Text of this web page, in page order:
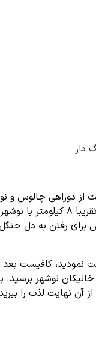
دار
از دوراهی چالوس و
مسیر وارد جاده روستای کشکسرا خواهید
برای رفتن به دل
نمودید، کافیست
نوشهر
آن نهایت لذت را